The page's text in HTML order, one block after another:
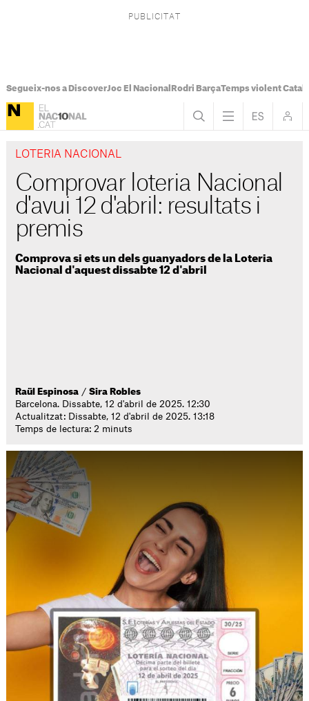
Segueix-nos a DiscoverJoc El Nacional Rodri BarçaTemps violent
LOTERIA NACIONAL
Comprovar loteria Nacional
d'avui 12 d'abril: resultats i
premis
Comprova si ets un dels guanyadors de la Loteria
Nacional d'aquest dissabte 12 d'abril
Raül Espinosa /Sira Robles
Barcelona. Dissabte, 12 d'abril de 2025. 12:30
Actualitzat: Dissabte, 12 d'abril de 2025. 13:18
Temps de lectura: 2 minuts